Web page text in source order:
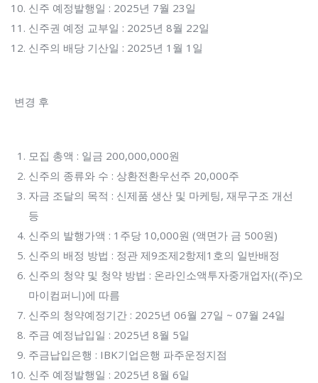
신주 예정발행일 : 2025년 7월 23일
신주권 예정 교부일 : 2025년 8월 22일
신주의 배당 기산일 : 2025년 1월 1일
변경 후
모집 총액 : 일금 200,000,000원
신주의 종류와 수 : 상환전환우선주 20,000주
자금 조달의 목적 : 신제품 생산 및 마케팅, 재무구조 개선
등
신주의 발행가액 : 1주당 10,000원 (액면가 금 500원)
신주의 배정 방법 : 정관 제9조제2항제1호의 일반배정
신주의 청약 및 청약 방법 : 온라인소액투자중개업자((주)오
마이컴퍼니)에 따름
신주의 청약예정기간 : 2025년 06월 27일 ~ 07월 24일
주금 예정납입일 : 2025년 8월 5일
주금납입은행 : IBK기업은행 파주운정지점
신주 예정발행일 : 2025년 8월 6일